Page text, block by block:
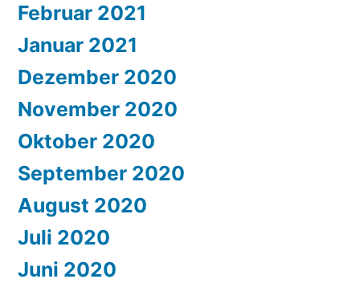
Februar 2021
Januar 2021
Dezember 2020
November 2020
Oktober 2020
September 2020
August 2020
Juli 2020
Juni 2020